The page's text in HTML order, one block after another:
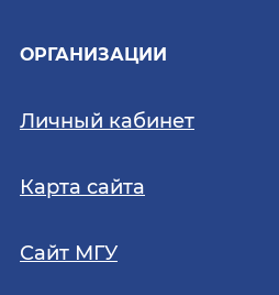
ОРГАНИЗАЦИИ
Личный кабинет
Карта сайта
Сайт МГУ